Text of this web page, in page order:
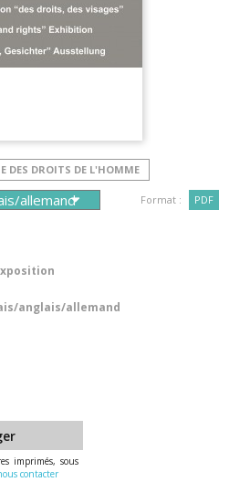
DES DROITS DE L'HOMME
Format : PDF
anglais/allemand
imprimés, sous
contacter